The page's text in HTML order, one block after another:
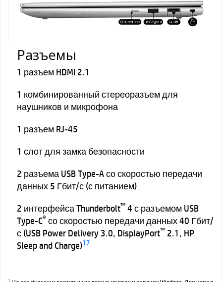
Разъемы
1 разъем HDMI 2.1
1 комбинированный стереоразъем для
наушников и микрофона
1 разъем RJ-45
1 слот для замка безопасности
2 разъема USB Type-A со скоростью передачи
данных 5 Гбит/с (с питанием)
2 интерфейса Thunderbolt™ 4 с разъемом USB
Type-C® со скоростью передачи данных 40 Гбит/
с (USB Power Delivery 3.0, DisplayPort™ 2.1, HP
Sleep and Charge)17
1